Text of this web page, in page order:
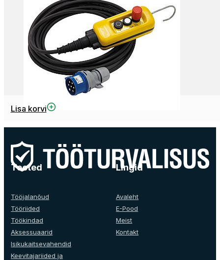
Lisa korvi
Tooted
Tööjalanõud
Tööriided
Töökindad
Aksessuaarid
Isikukaitsevahendid
Keevitajariided ja
Lingid
Avaleht
E-Pood
Meist
Kontakt